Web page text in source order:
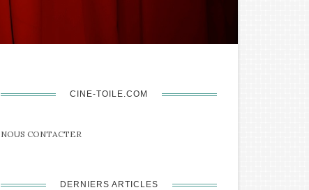
CINE-TOILE.COM
NOUS CONTACTER
DERNIERS ARTICLES